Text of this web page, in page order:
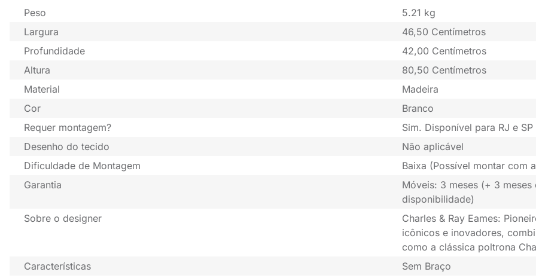
Peso
5.21 kg
Largura
46,50 Centímetros
Profundidade
42,00 Centímetros
Altura
80,50 Centímetros
Material
Madeira
Cor
Branco
Requer montagem?
Sim. Disponível para RJ e
Desenho do tecido
Não aplicável
Dificuldade de Montagem
Baixa (Possível montar com
Garantia
Móveis: 3 meses (+ 3
disponibilidade)
Sobre o designer
Charles & Ray Eames:
icônicos e inovadores,
como a clássica poltrona
Características
Sem Braço